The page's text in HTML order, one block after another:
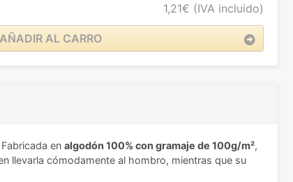
1,21€ (IVA incluido)
AÑADIR AL CARRO
en algodón 100% con gramaje de 100g/m²,
llevarla cómodamente al hombro, mientras que su